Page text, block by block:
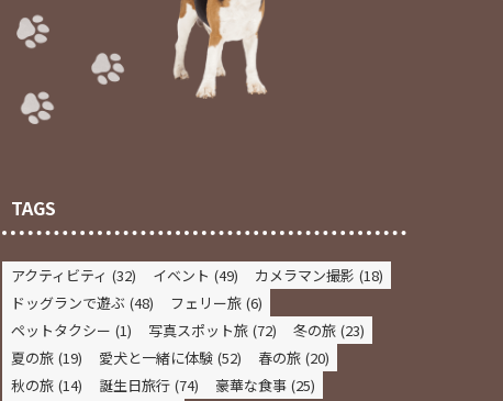
TAGS
アクティビティ (32) イベント (49) カメラマン撮影 (18)
ドッグランで遊ぶ (48) フェリー旅 (6)
ペットタクシー (1) 写真スポット旅 (72) 冬の旅 (23)
夏の旅 (19) 愛犬と一緒に体験 (52) 春の旅 (20)
秋の旅 (14) 誕生日旅行 (74) 豪華な食事 (25)